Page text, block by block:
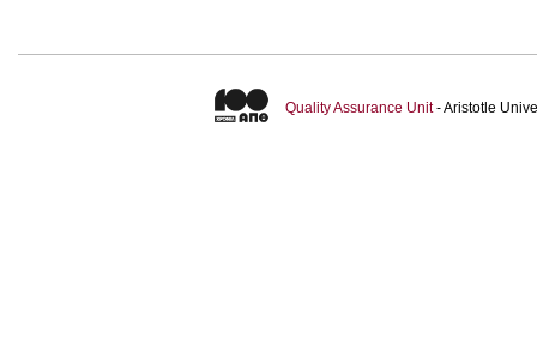
Quality Assurance Unit- Aristotle